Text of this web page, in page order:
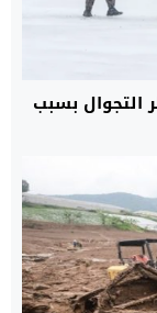
التجوال بسبب